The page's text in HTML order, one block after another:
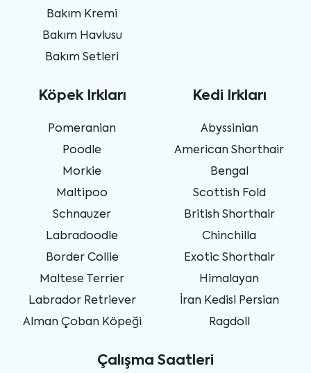
Bakım Kremi
Bakım Havlusu
Bakım Setleri
Köpek Irkları
Pomeranian
Poodle
Morkie
Maltipoo
Schnauzer
Labradoodle
Border Collie
Maltese Terrier
Labrador Retriever
Alman Çoban Köpeği
Kedi Irkları
Abyssinian
American Shorthair
Bengal
Scottish Fold
British Shorthair
Chinchilla
Exotic Shorthair
Himalayan
İran Kedisi Persian
Ragdoll
Çalışma Saatleri